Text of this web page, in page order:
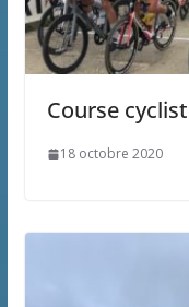
Course
18 octobre 2020